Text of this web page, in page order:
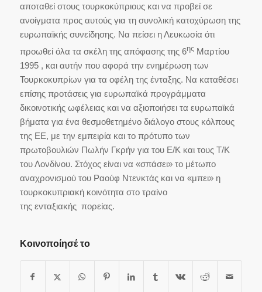
αποταθεί στους τουρκοκύπριους και να προβεί σε
ανοίγματα προς αυτούς για τη συνολική κατοχύρωση της
ευρωπαϊκής συνείδησης. Να πείσει η Λευκωσία ότι
προωθεί όλα τα σκέλη της απόφασης της 6ηςΜαρτίου
1995 , και αυτήν που αφορά την ενημέρωση των
Τουρκοκυπρίων για τα οφέλη της ένταξης. Να καταθέσει
επίσης προτάσεις για ευρωπαϊκά προγράμματα
δικοινοτικής ωφέλειας και να αξιοποιήσει τα ευρωπαϊκά
βήματα για ένα θεσμοθετημένο διάλογο στους κόλπους
της ΕΕ, με την εμπειρία και το πρότυπο των
πρωτοβουλιών Πωλήν Γκρήν για του Ε/Κ και τους Τ/Κ
του Λονδίνου. Στόχος είναι να «σπάσει» το μέτωπο
αναχρονισμού του Ραούφ Ντενκτάς και να «μπει» η
τουρκοκυπριακή κοινότητα στο τραίνο
της ενταξιακής πορείας.
Κοινοποίησέ το